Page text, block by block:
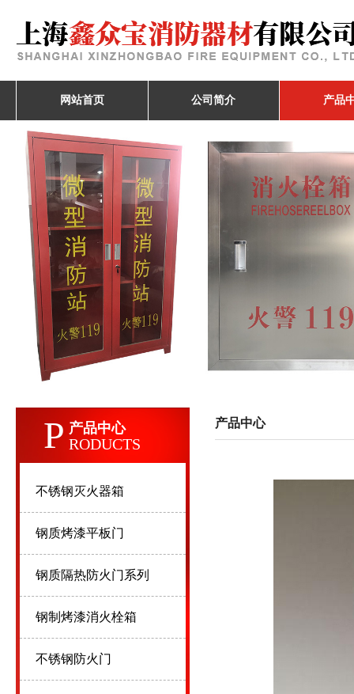
网站首页 公司简介 产品
P 产品中心
RODUCTS
不锈钢灭火器箱
钢质烤漆平板门
钢质隔热防火门系列
钢制烤漆消火栓箱
不锈钢防火门
产品中心